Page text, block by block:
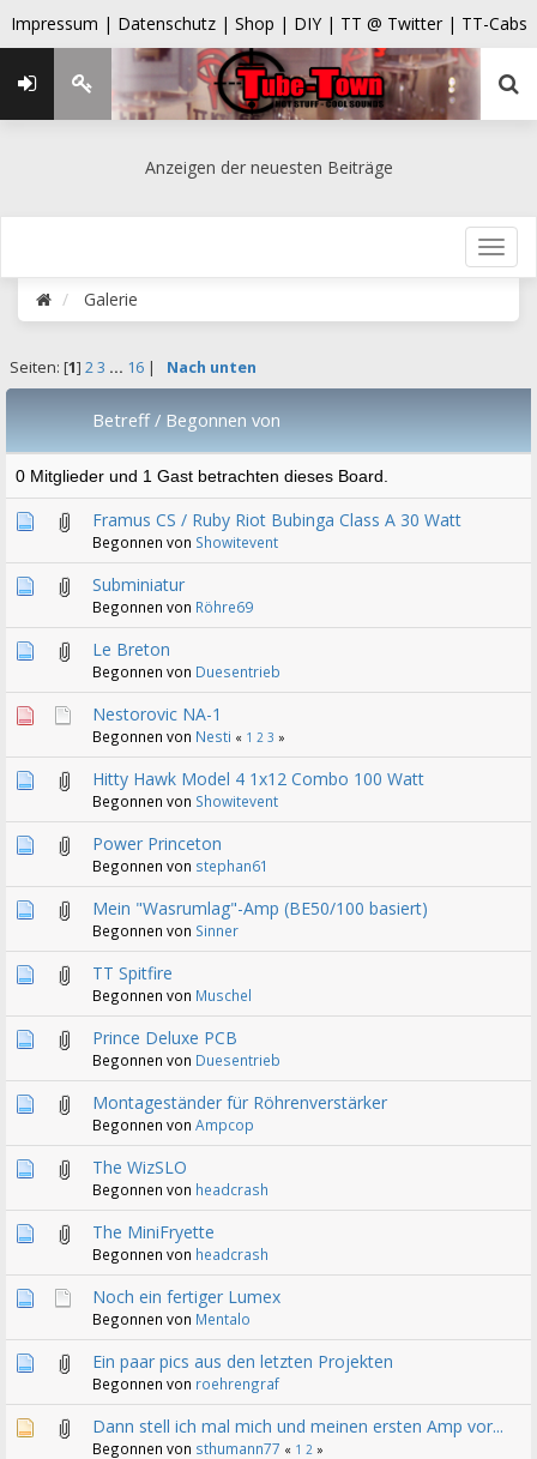
Impressum | Datenschutz | Shop | DIY | TT @ Twitter | TT-Cabs
Anzeigen der neuesten Beiträge
Galerie
Seiten: [1] 2 3 ... 16| Nach unten
Betreff/ Begonnen von
0 Mitglieder und 1 Gast betrachten dieses Board.
Framus CS / Ruby Riot Bubinga Class A 30 Watt
Begonnen von Showitevent
Subminiatur
Begonnen von Röhre69
Le Breton
Begonnen von Duesentrieb
Nestorovic NA-1
Begonnen von Nesti « 1 2 3 »
Hitty Hawk Model 4 1x12 Combo 100 Watt
Begonnen von Showitevent
Power Princeton
Begonnen von stephan61
Mein "Wasrumlag"-Amp (BE50/100 basiert)
Begonnen von Sinner
TT Spitfire
Begonnen von Muschel
Prince Deluxe PCB
Begonnen von Duesentrieb
Montageständer für Röhrenverstärker
Begonnen von Ampcop
The WizSLO
Begonnen von headcrash
The MiniFryette
Begonnen von headcrash
Noch ein fertiger Lumex
Begonnen von Mentalo
Ein paar pics aus den letzten Projekten
Begonnen von roehrengraf
Dann stell ich mal mich und meinen ersten Amp vor...
Begonnen von sthumann77 « 1 2 »